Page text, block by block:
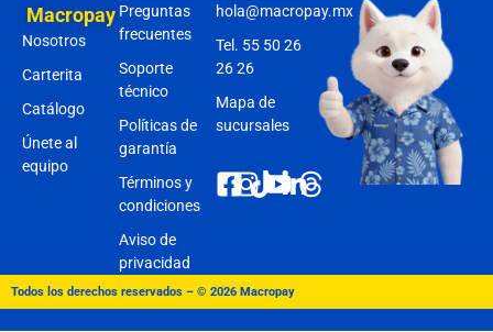
Macropay
Nosotros
Carterita
Catálogo
Únete al
equipo
Preguntas
frecuentes
Soporte
técnico
Políticas de
garantía
Términos y
condiciones
Aviso de
privacidad
hola@macropay.mx
Tel. 55 50 26
26 26
Mapa de
sucursales
Todos los derechos reservados – © 2026 Macropay